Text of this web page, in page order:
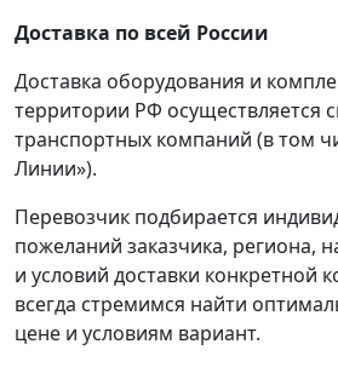
Доставка по всей России
Доставка оборудования и
территории РФ осуществляется
транспортных компаний (в том
Линии»).
Перевозчик подбирается
пожеланий заказчика, региона,
и условий доставки конкретной
всегда стремимся найти
цене и условиям вариант.